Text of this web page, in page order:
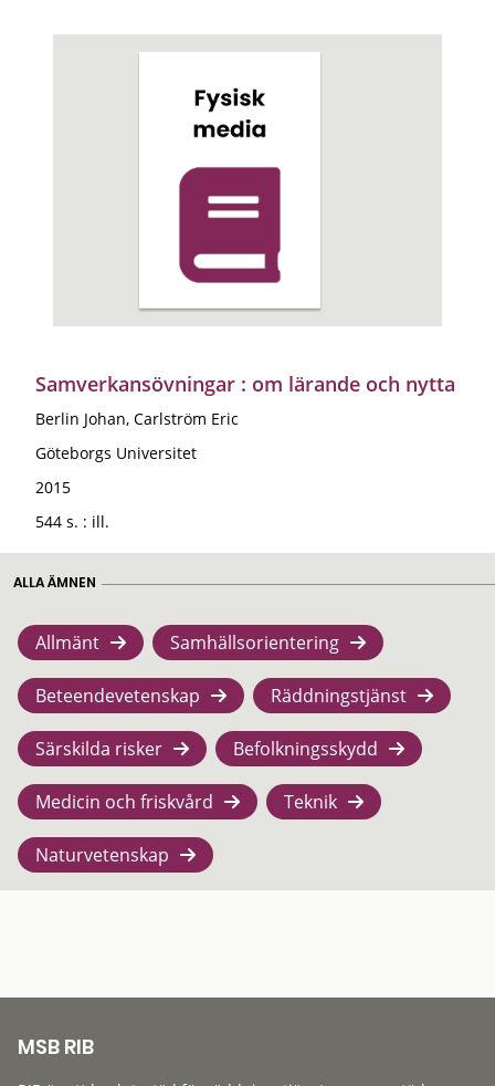
Samverkansövningar : om lärande och nytta
Berlin Johan, Carlström Eric
Göteborgs Universitet
2015
544 s. : ill.
ALLA ÄMNEN
Allmänt Samhällsorientering
Beteendevetenskap Räddningstjänst
Särskilda risker Befolkningsskydd
Medicin och friskvård Teknik
Naturvetenskap
MSB RIB